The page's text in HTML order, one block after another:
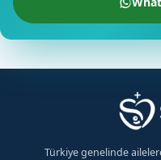
Türkiye genelinde